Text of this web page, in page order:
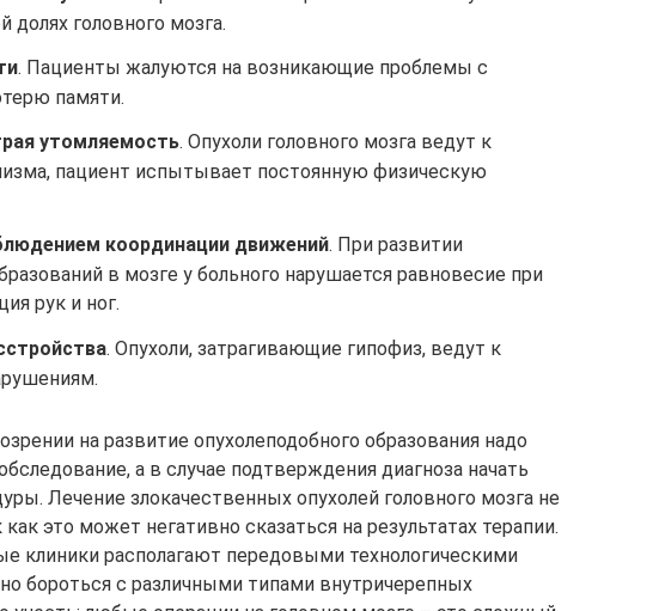
долях головного мозга.
. Пациенты жалуются на возникающие проблемы с
памяти.
утомляемость. Опухоли головного мозга ведут к
пациент испытывает постоянную физическую
координации движений. При развитии
в мозге у больного нарушается равновесие при
рук и ног.
. Опухоли, затрагивающие гипофиз, ведут к
на развитие опухолеподобного образования надо
а в случае подтверждения диагноза начать
Лечение злокачественных опухолей головного мозга не
это может негативно сказаться на результатах терапии.
клиники располагают передовыми технологическими
бороться с различными типами внутричерепных